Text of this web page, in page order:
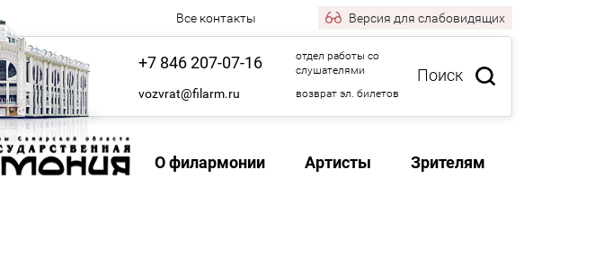
Все контакты Версия для слабовидящих
Поиск
+7 846 207-07-16
отдел работы со
слушателями
vozvrat@filarm.ru возврат эл. билетов
О филармонии Артисты Зрителям